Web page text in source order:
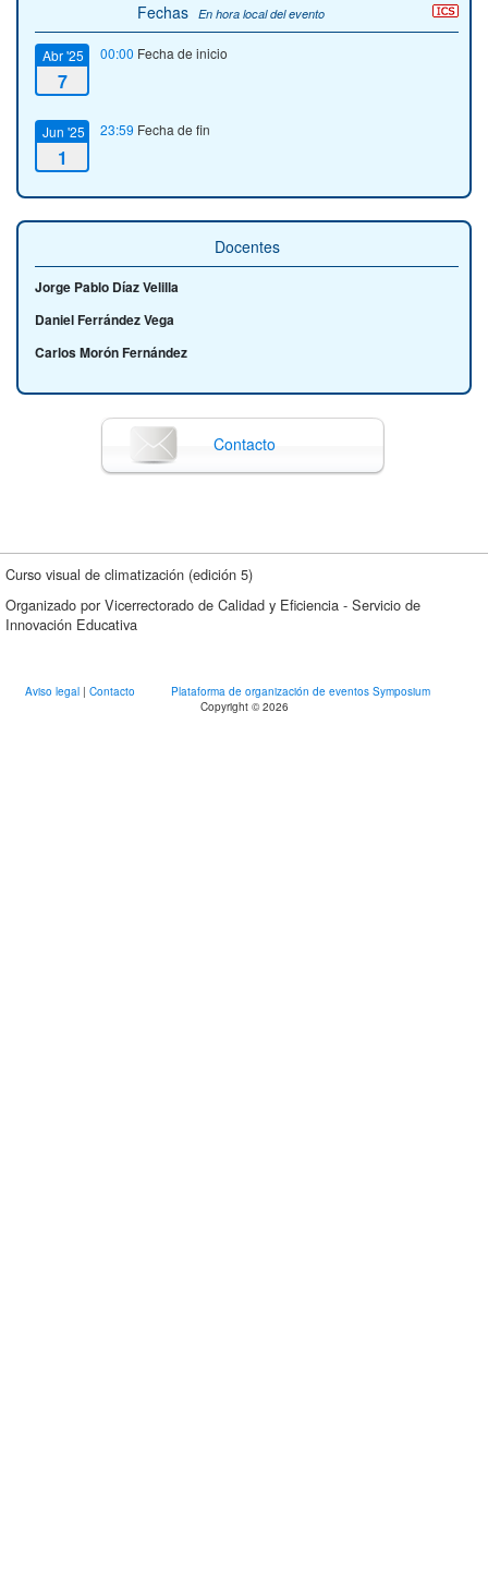
Fechas En hora local del evento
Abr '25
7
00:00 Fecha de inicio
Jun '25
1
23:59 Fecha de fin
Docentes
Jorge Pablo Díaz Velilla
Daniel Ferrández Vega
Carlos Morón Fernández
Contacto
Curso visual de climatización (edición 5)
Organizado por Vicerrectorado de Calidad y Eficiencia - Servicio de
Innovación Educativa
Aviso legal | Contacto
Plataforma de organización de eventos Symposium
Copyright © 2026